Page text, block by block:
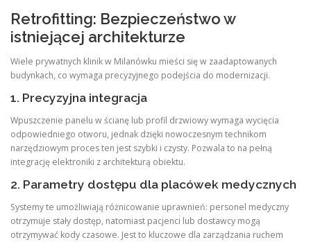
Retrofitting: Bezpieczeństwo w
istniejącej architekturze
Wiele prywatnych klinik w Milanówku mieści się w zaadaptowanych
budynkach, co wymaga precyzyjnego podejścia do modernizacji.
1. Precyzyjna integracja
Wpuszczenie panelu w ścianę lub profil drzwiowy wymaga wycięcia
odpowiedniego otworu, jednak dzięki nowoczesnym technikom
narzędziowym proces ten jest szybki i czysty. Pozwala to na pełną
integrację elektroniki z architekturą obiektu.
2. Parametry dostępu dla placówek medycznych
Systemy te umożliwiają różnicowanie uprawnień: personel medyczny
otrzymuje stały dostęp, natomiast pacjenci lub dostawcy mogą
otrzymywać kody czasowe. Jest to kluczowe dla zarządzania ruchem